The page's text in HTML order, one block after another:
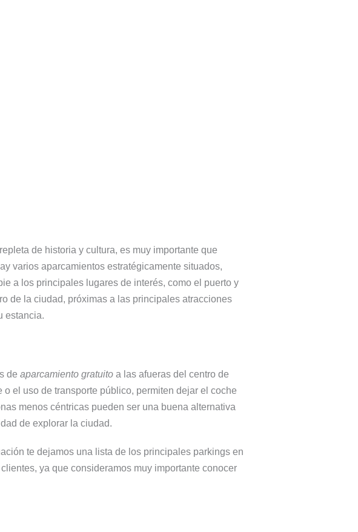
de historia y cultura, es muy importante que
varios aparcamientos estratégicamente situados,
a los principales lugares de interés, como el puerto y
de la ciudad, próximas a las principales atracciones
estancia.
de aparcamiento gratuito a las afueras del centro de
el uso de transporte público, permiten dejar el coche
menos céntricas pueden ser una buena alternativa
de explorar la ciudad.
te dejamos una lista de los principales parkings en
ya que consideramos muy importante conocer